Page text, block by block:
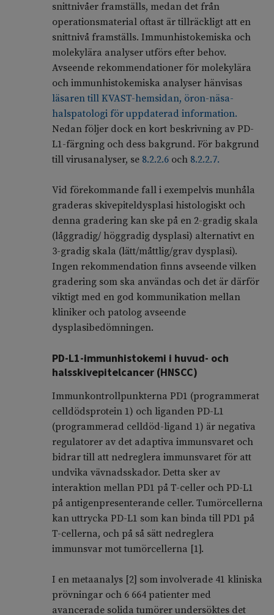
snittnivåer framställs, medan det från
operations­material oftast är tillräckligt att en
snittnivå framställs. Immunhistokemiska och
molekylära analyser utförs efter behov.
Avseende rekommendationer för molekylära
och immunhistokemiska analyser hänvisas
läsaren till KVAST-hemsidan, öron-näsa-
halspatologi för uppdaterad information.
Nedan följer dock en kort beskrivning av PD-
L1-färgning och dess bakgrund. För bakgrund
till virus­analyser, se 8.2.2.6och8.2.2.7.
Vid förekommande fall i exempelvis munhåla
graderas skivepiteldysplasi histologiskt och
denna gradering kan ske på en 2-gradig skala
(låggradig/ höggradig dysplasi) alternativt en
3-gradig skala (lätt/måttlig/grav dysplasi).
Ingen rekommendation finns avseende vilken
gradering som ska användas och det är därför
viktigt med en god kommunikation mellan
kliniker och patolog avseende
dysplasibedömningen.
PD-L1-immunhistokemi i huvud- och
halsskivepitelcancer (HNSCC)
Immunkontrollpunkterna PD1 (programmerat
celldödsprotein 1) och liganden PD-L1
(programmerad celldöd-ligand 1) är negativa
regulatorer av det adaptiva immunsvaret och
bidrar till att nedreglera immunsvaret för att
undvika väv­nads­­­­skador. Detta sker av
interaktion mellan PD1 på T-celler och PD-L1
på anti­genpresenterande celler. Tumörcellerna
kan uttrycka PD-L1 som kan binda till PD1 på
T-cellerna, och på så sätt nedreglera
immunsvar mot tumör­cellerna [1].
I en metaanalys [2] som involverade 41 kliniska
prövningar och 6 664 patienter med
avancerade solida tumörer undersöktes det